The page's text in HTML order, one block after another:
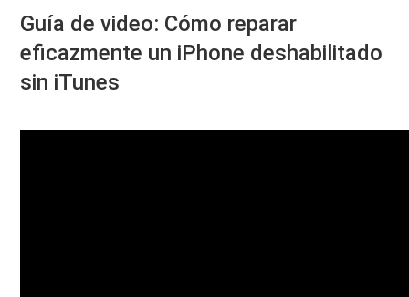
Guía de video: Cómo reparar
eficazmente un iPhone deshabilitado
sin iTunes